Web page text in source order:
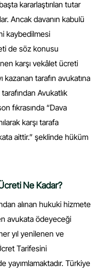
kararlaştırılan tutar
Ancak davanın kabulü
kaybedilmesi
de söz konusu
karşı vekâlet ücreti
kazanan tarafın avukatına
Avukatlık
fıkrasında “Dava
karşı tarafa
aittir.” şeklinde hüküm
Ne Kadar?
alınan hukuki hizmete
avukata ödeyeceği
yıl yenilenen ve
Tarifesini
yayımlamaktadır. Türkiye